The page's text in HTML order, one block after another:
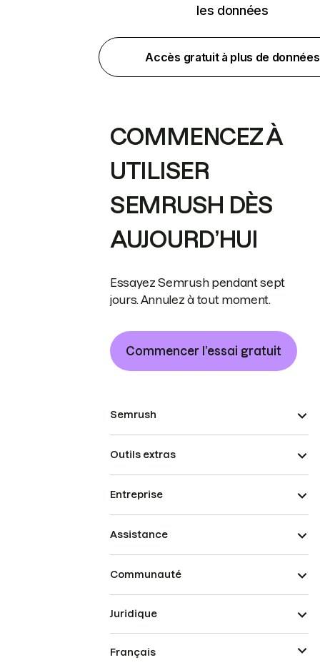
les données
Accès gratuit à plus de données
COMMENCEZ À
UTILISER
SEMRUSH DÈS
AUJOURD’HUI
Essayez Semrush pendant sept
jours. Annulez à tout moment.
Commencer l’essai gratuit
Semrush
Outils extras
Entreprise
Assistance
Communauté
Juridique
Français